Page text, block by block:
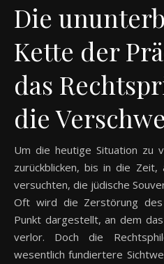
Die
Kette der
das
die
Um die heutige Situation zu
zurückblicken, bis in die Zeit,
versuchten, die jüdische
Oft wird die Zerstörung
Punkt dargestellt, an dem
verlor. Doch die
wesentlich fundiertere